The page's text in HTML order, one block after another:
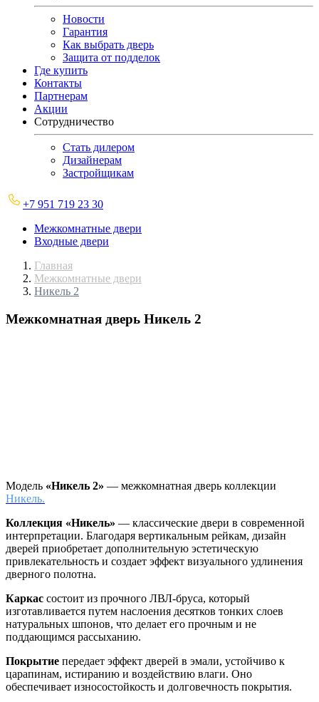
Новости
Гарантия
Как выбрать дверь
Защита от подделок
Где купить
Контакты
Партнерам
Акции
Сотрудничество
Стать дилером
Дизайнерам
Застройщикам
+7 951 719 23 30
Межкомнатные двери
Входные двери
Главная
Межкомнатные двери
Никель 2
Межкомнатная дверь Никель 2
Модель «Никель 2» — межкомнатная дверь коллекции
Никель.
Коллекция «Никель» — классические двери в современной
интерпретации. Благодаря вертикальным рейкам, дизайн
дверей приобретает дополнительную эстетическую
привлекательность и создает эффект визуального удлинения
дверного полотна.
Каркас состоит из прочного ЛВЛ-бруса, который
изготавливается путем наслоения десятков тонких слоев
натуральных шпонов, что делает его прочным и не
поддающимся рассыханию.
Покрытие передает эффект дверей в эмали, устойчиво к
царапинам, истиранию и воздействию влаги. Оно
обеспечивает износостойкость и долговечность покрытия.